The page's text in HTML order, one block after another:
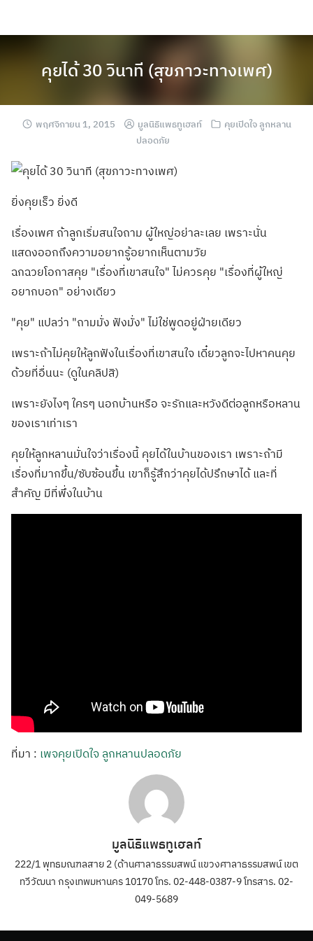
คุยได้ 30 วินาที (สุขภาวะทางเพศ)
พฤศจิกายน 1, 2015 มูลนิธิแพธทูเฮลท์
คุยเปิดใจ ลูกหลาน
ปลอดภัย
ยิ่งคุยเร็ว ยิ่งดี
เรื่องเพศ ถ้าลูกเริ่มสนใจถาม ผู้ใหญ่อย่าละเลย เพราะนั่น
แสดงออกถึงความอยากรู้อยากเห็นตามวัย
ฉกฉวยโอกาสคุย "เรื่องที่เขาสนใจ" ไม่ควรคุย "เรื่องที่ผู้ใหญ่
อยากบอก" อย่างเดียว
"คุย" แปลว่า "ถามมั่ง ฟังมั่ง" ไม่ใช่พูดอยู่ฝ่ายเดียว
เพราะถ้าไม่คุยให้ลูกฟังในเรื่องที่เขาสนใจ เดี๋ยวลูกจะไปหาคนคุย
ด้วยที่อื่นนะ (ดูในคลิปสิ)
เพราะยังไงๆ ใครๆ นอกบ้านหรือ จะรักและหวังดีต่อลูกหรือหลาน
ของเราเท่าเรา
คุยให้ลูกหลานมั่นใจว่าเรื่องนี้ คุยได้ในบ้านของเรา เพราะถ้ามี
เรื่องที่มากขึ้น/ซับซ้อนขึ้น เขาก็รู้สึกว่าคุยได้ปรึกษาได้ และที่
สำคัญ มีที่พึ่งในบ้าน
ที่มา : เพจคุยเปิดใจ ลูกหลานปลอดภัย
มูลนิธิแพธทูเฮลท์
222/1 พุทธมณฑลสาย 2 (ด้านศาลาธรรมสพน์ แขวงศาลาธรรมสพน์ เขต
ทวีวัฒนา กรุงเทพมหานคร 10170 โทร. 02-448-0387-9 โทรสาร. 02-
049-5689